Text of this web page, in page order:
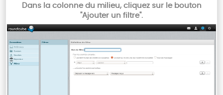
Dans la colonne du milieu, cliquez sur le bouton
"Ajouter un filtre".